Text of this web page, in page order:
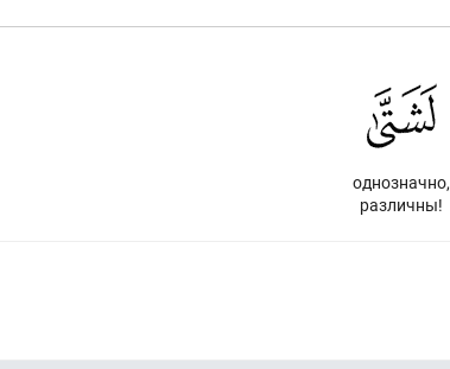
однозначно,
различны!